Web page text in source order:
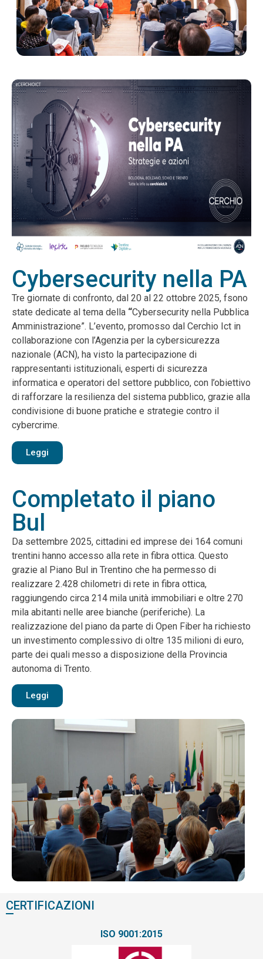
Cybersecurity nella PA
Tre giornate di confronto, dal 20 al 22 ottobre 2025, fsono
state dedicate al tema della “Cybersecurity nella Pubblica
Amministrazione”. L’evento, promosso dal Cerchio Ict in
collaborazione con l’Agenzia per la cybersicurezza
nazionale (ACN), ha visto la partecipazione di
rappresentanti istituzionali, esperti di sicurezza
informatica e operatori del settore pubblico, con l’obiettivo
di rafforzare la resilienza del sistema pubblico, grazie alla
condivisione di buone pratiche e strategie contro il
cybercrime.
Leggi
Completato il piano
Bul
Da settembre 2025, cittadini ed imprese dei 164 comuni
trentini hanno accesso alla rete in fibra ottica. Questo
grazie al Piano Bul in Trentino che ha permesso di
realizzare 2.428 chilometri di rete in fibra ottica,
raggiungendo circa 214 mila unità immobiliari e oltre 270
mila abitanti nelle aree bianche (periferiche). La
realizzazione del piano da parte di Open Fiber ha richiesto
un investimento complessivo di oltre 135 milioni di euro,
parte dei quali messo a disposizione della Provincia
autonoma di Trento.
Leggi
CERTIFICAZIONI
ISO 9001:2015